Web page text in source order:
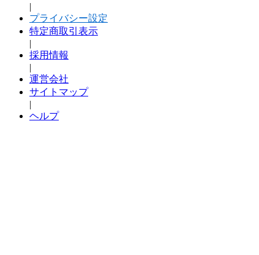
|
プライバシー設定
特定商取引表示
|
採用情報
|
運営会社
サイトマップ
|
ヘルプ